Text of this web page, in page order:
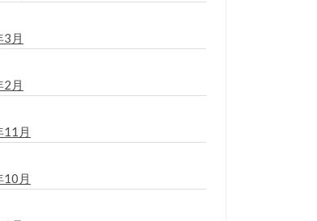
月
月
月
月